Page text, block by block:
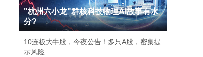
"杭州六小龙"群核科技物理AI故事有水
分?
10连板大牛股，今夜公告！多只A股，密集提
示风险